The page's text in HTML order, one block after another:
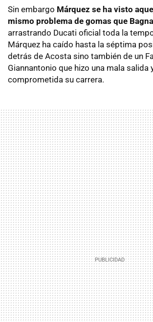
Sin embargo Márquez se ha visto
mismo problema de gomas que
arrastrando Ducati oficial toda la
Márquez ha caído hasta la séptima
detrás de Acosta sino también de un
Giannantonio que hizo una mala salida
comprometida su carrera.